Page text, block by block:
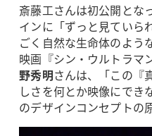
斎藤工さんは初公開とな
インに「ずっと見ていら
ごく自然な生命体のよう
映画『シン・ウルトラマ
野秀明さんは、「この『
しさを何とか映像にでき
のデザインコンセプトの